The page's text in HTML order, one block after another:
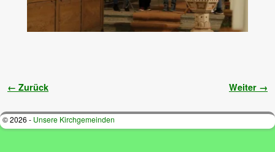
Bilder-Navigation
← Zurück Weiter →
© 2026 - Unsere Kirchgemeinden